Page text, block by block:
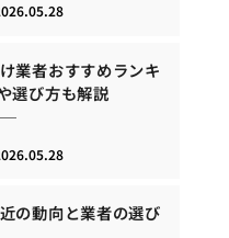
業者おすすめランキ
選び方も解説
の動向と業者の選び